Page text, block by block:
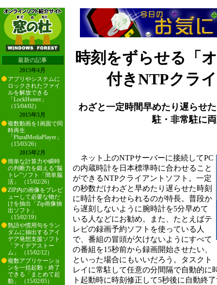
最新の記事
2015年4月
アプリやシステムに
ロックされたファイ
ルを解放できる
「LockHunter」
（15/04/02）
2015年3月
複数動画を1画面で同
時再生
「PluralMediaPlayer」
（15/03/26）
2015年2月
簡単な計算力や瞬時
の判断力を鍛える“脳
トレ”ソフト「簡単脳
活」 （15/02/26）
ZIP内の画像をプレビ
ューして必要な物だ
けを抽出「Zip画像抽
出ソフト」
（15/02/19）
熟語や慣用句をラン
ダムに抽出するアイ
デア発想支援ソフト
「アイデアストー
ム」 （15/02/12）
複数アプリケーショ
ンを一括起動・終了
できる「まとめて起
動」 （15/02/05）
時刻をずらせる「
付きNTPクラ
わざと一定時間早めたり遅らせ
駐・非常駐に
ネット上のNTPサーバーに接続してPC
の内蔵時計を日本標準時に合わせること
ができるNTPクライアントソフト。一定
の秒数だけわざと早めたり遅らせた時刻
に時計を合わせられるのが特長。普段か
ら遅刻しないように腕時計を5分早めて
いる人などにお勧め。また、たとえばテ
レビの録画予約ソフトを使っている人
で、番組の冒頭が欠けないようにすべて
の番組を15秒前から録画開始させたい、
といった場合にもいいだろう。タスクト
レイに常駐して任意の分間隔で自動的に
ト起動時に時刻修正して5秒後に自動終